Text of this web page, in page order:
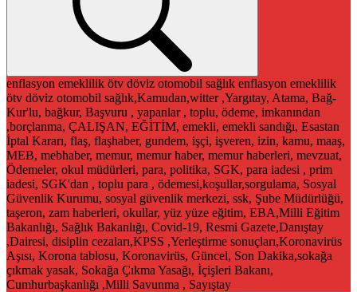
enflasyon emeklilik ötv döviz otomobil sağlık enflasyon emeklilik
ötv döviz otomobil sağlık,Kamudan,witter ,Yargıtay, Atama, Bağ-
Kur'lu, bağkur, Başvuru , yapanlar , toplu, ödeme, imkanından
,borçlanma, ÇALIŞAN, EĞİTİM, emekli, emekli sandığı, Esastan
İptal Kararı, flaş, flaşhaber, gundem, işçi, işveren, izin, kamu, maaş,
MEB, mebhaber, memur, memur haber, memur haberleri, mevzuat,
Ödemeler, okul müdürleri, para, politika, SGK, para iadesi , prim
iadesi, SGK'dan , toplu para , ödemesi,koşullar,sorgulama, Sosyal
Güvenlik Kurumu, sosyal güvenlik merkezi, ssk, Şube Müdürlüğü,
taşeron, zam haberleri, okullar, yüz yüze eğitim, EBA,Milli Eğitim
Bakanlığı, Sağlık Bakanlığı, Covid-19, Resmi Gazete,Danıştay
,Dairesi, disiplin cezaları,KPSS ,Yerleştirme sonuçları,Koronavirüs
Aşısı, Korona tablosu, Koronavirüs, Güncel, Son Dakika,sokağa
çıkmak yasak, Sokağa Çıkma Yasağı, İçişleri Bakanı,
Cumhurbaşkanlığı ,Milli Savunma , Sayıştay